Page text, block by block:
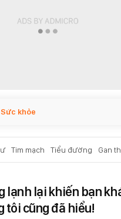
Sức khỏe
Tim mạch Tiểu đường Gan
lạnh lại khiến bạn
tôi cũng đã hiểu!